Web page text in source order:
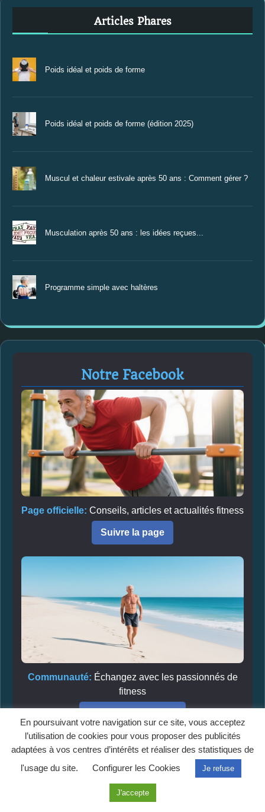
Articles Phares
Poids idéal et poids de forme
Poids idéal et poids de forme (édition 2025)
Muscul et chaleur estivale après 50 ans : Comment gérer ?
Musculation après 50 ans : les idées reçues...
Programme simple avec haltères
Notre Facebook
Page officielle: Conseils, articles et actualités fitness
Suivre la page
Communauté: Échangez avec les passionnés de
fitness
Partage
En poursuivant votre navigation sur ce site, vous acceptez
l’utilisation de cookies pour vous proposer des publicités
adaptées à vos centres d’intérêts et réaliser des statistiques de
l'usage du site.
Configurer les Cookies Je refuse
J'accepte